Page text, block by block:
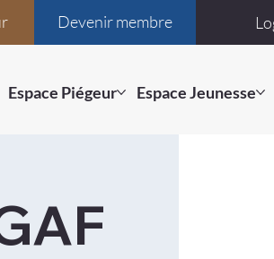
Devenir membre
Espace Piégeur Espace Jeunesse